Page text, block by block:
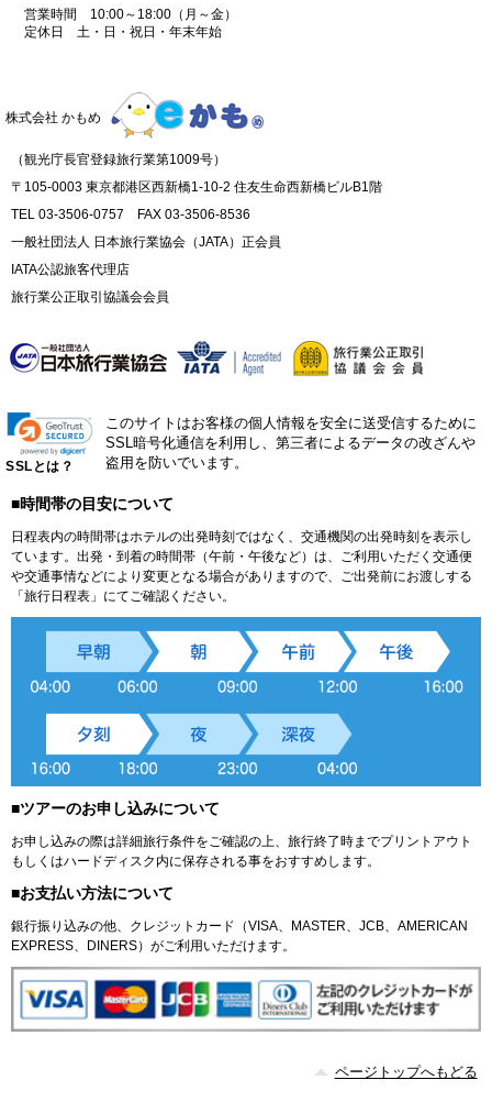
営業時間 10:00～18:00（月～金）
定休日 土・日・祝日・年末年始
株式会社 かもめ
（観光庁長官登録旅行業第1009号）
〒105-0003 東京都港区西新橋1-10-2 住友生命西新橋ビルB1階
TEL 03-3506-0757 FAX 03-3506-8536
一般社団法人 日本旅行業協会（JATA）正会員
IATA公認旅客代理店
旅行業公正取引協議会会員
SSLとは？
このサイトはお客様の個人情報を安全に送受信するために
SSL暗号化通信を利用し、第三者によるデータの改ざんや
盗用を防いでいます。
■時間帯の目安について
日程表内の時間帯はホテルの出発時刻ではなく、交通機関の出発時刻を表示し
ています。出発・到着の時間帯（午前・午後など）は、ご利用いただく交通便
や交通事情などにより変更となる場合がありますので、ご出発前にお渡しする
「旅行日程表」にてご確認ください。
■ツアーのお申し込みについて
お申し込みの際は詳細旅行条件をご確認の上、旅行終了時までプリントアウト
もしくはハードディスク内に保存される事をおすすめします。
■お支払い方法について
銀行振り込みの他、クレジットカード（VISA、MASTER、JCB、AMERICAN
EXPRESS、DINERS）がご利用いただけます。
ページトップへもどる